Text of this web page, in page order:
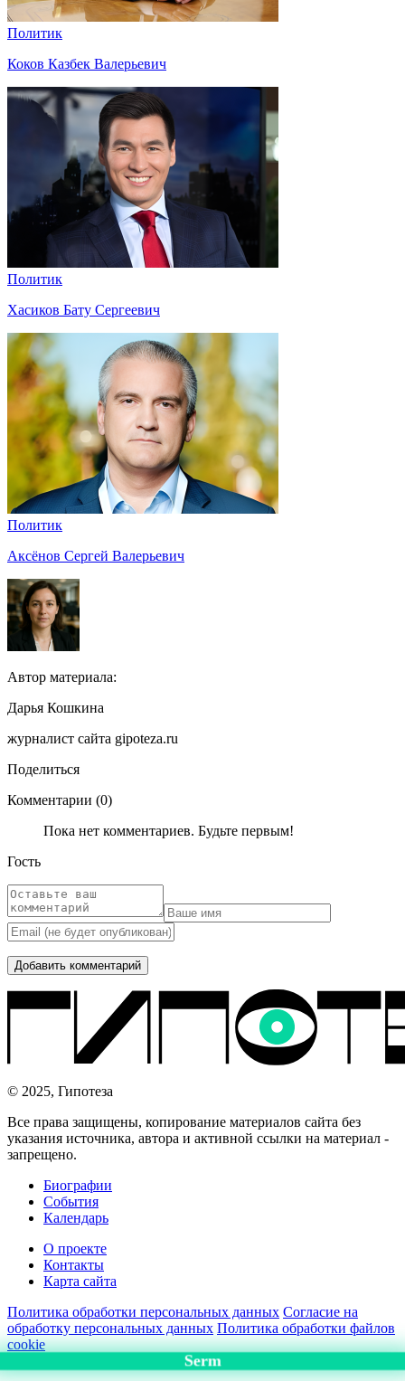
Политик
Коков Казбек Валерьевич
Политик
Хасиков Бату Сергеевич
Политик
Аксёнов Сергей Валерьевич
Автор материала:
Дарья Кошкина
журналист сайта gipoteza.ru
Поделиться
Комментарии (0)
Пока нет комментариев. Будьте первым!
Гость
© 2025, Гипотеза
Все права защищены, копирование материалов сайта без
указания источника, автора и активной ссылки на материал -
запрещено.
Биографии
События
Календарь
О проекте
Контакты
Карта сайта
Политика обработки персональных данных Согласие на
обработку персональных данных Политика обработки файлов
cookie
Serm